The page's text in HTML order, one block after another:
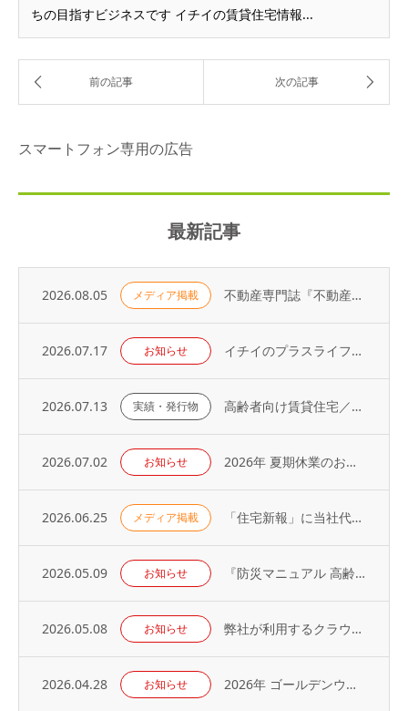
ちの目指すビジネスです イチイの賃貸住宅情報...
スマートフォン専用の広告
最新記事
2026.08.05 メディア掲載 不動産専門誌『不動産コンサルティングプラス』に弊社代表・荻野の寄稿記事が掲載されました
2026.07.17 お知らせ イチイのプラスライフサービス「 オーナーアプリ」導入のお知らせ
2026.07.13 実績・発行物 高齢者向け賃貸住宅／取り扱い戸数（2026年）
2026.07.02 お知らせ 2026年 夏期休業のお知らせ
2026.06.25 メディア掲載 「住宅新報」に当社代表の取材記事が掲載されました（2026年6月23日号）
2026.05.09 お知らせ 『防災マニュアル 高齢入居者・外国人入居者対応編』当社代表が制作に協力
2026.05.08 お知らせ 弊社が利用するクラウドサービスへの不正アクセス発生に関するお知らせとお詫び
2026.04.28 お知らせ 2026年 ゴールデンウィーク休業のお知らせ